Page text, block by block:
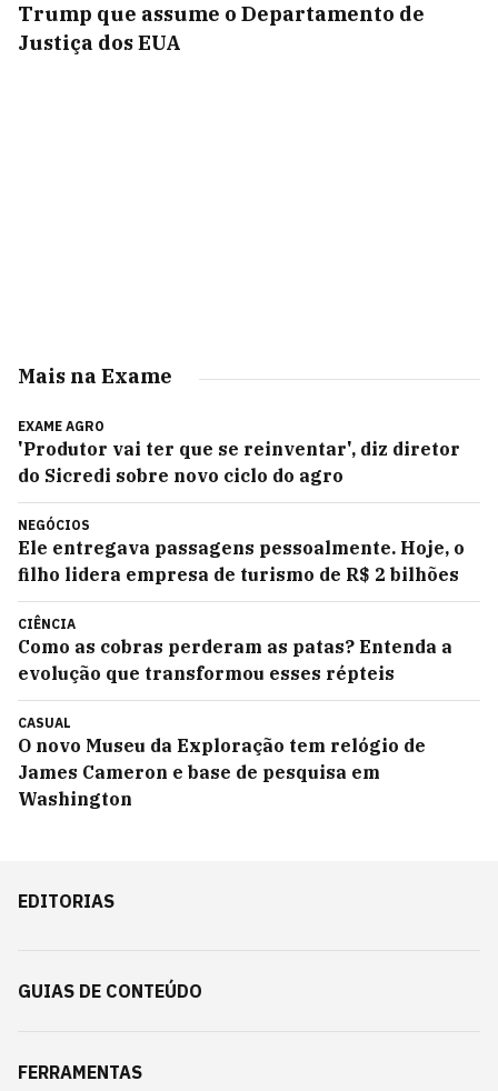
Trump que assume o Departamento de
Justiça dos EUA
Mais na Exame
EXAME AGRO
'Produtor vai ter que se reinventar', diz diretor
do Sicredi sobre novo ciclo do agro
NEGÓCIOS
Ele entregava passagens pessoalmente. Hoje, o
filho lidera empresa de turismo de R$ 2 bilhões
CIÊNCIA
Como as cobras perderam as patas? Entenda a
evolução que transformou esses répteis
CASUAL
O novo Museu da Exploração tem relógio de
James Cameron e base de pesquisa em
Washington
EDITORIAS
GUIAS DE CONTEÚDO
FERRAMENTAS